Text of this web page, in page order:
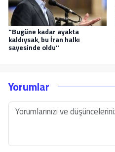
"Bugüne kadar ayakta
kaldıysak, bu İran halkı
sayesinde oldu"
Yorumlar